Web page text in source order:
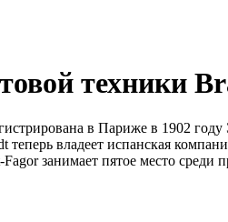
техники
в Париже в 1902
теперь владеет испанская
занимает пятое место